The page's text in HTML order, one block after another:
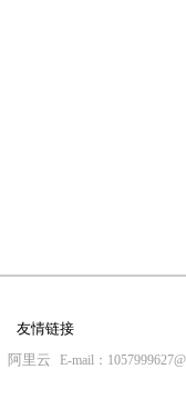
友情链接
阿里云 E-mail：